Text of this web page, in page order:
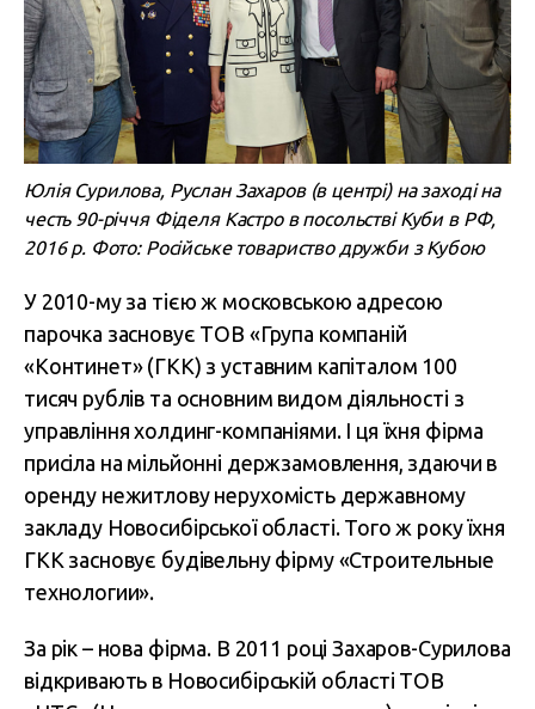
Юлія Сурилова, Руслан Захаров (в центрі) на заході на
честь 90-річчя Фіделя Кастро в посольстві Куби в РФ,
2016 р. Фото: Російське товариство дружби з Кубою
У 2010-му за тією ж московською адресою
парочка засновує ТОВ «Група компаній
«Континет» (ГКК) з уставним капіталом 100
тисяч рублів та основним видом діяльності з
управління холдинг-компаніями. І ця їхня фірма
присіла на мільйонні держзамовлення, здаючи в
оренду нежитлову нерухомість державному
закладу Новосибірської області. Того ж року їхня
ГКК засновує будівельну фірму «Строительные
технологии».
За рік – нова фірма. В 2011 році Захаров-Сурилова
відкривають в Новосибірській області ТОВ